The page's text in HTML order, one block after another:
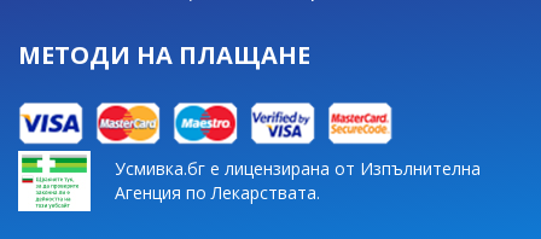
МЕТОДИ НА ПЛАЩАНЕ
Усмивка.бг е лицензирана от Изпълнителна
Агенция по Лекарствата.